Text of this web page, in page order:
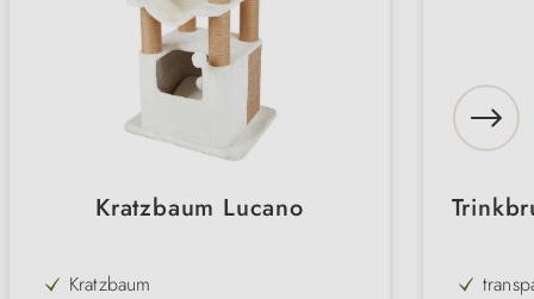
Kratzbaum Lucano
Kratzbaum